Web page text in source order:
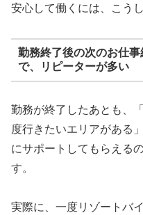
安心して働くには、こう
勤務終了後の次のお仕
で、リピーターが多い
勤務が終了したあとも、
度行きたいエリアがある
にサポートしてもらえる
す。
実際に、一度リゾートバ